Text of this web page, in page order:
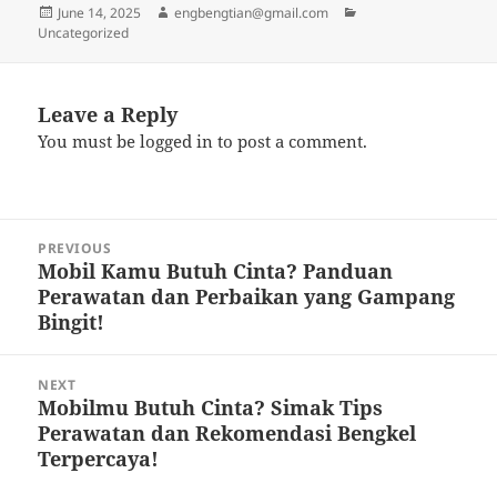
Posted
on
June 14, 2025 Author
engbengtian@gmail.com
Uncategorized
Leave a Reply
You must belogged in to post a comment.
navigation
PREVIOUS
Previous
post:
Mobil Kamu Butuh Cinta? Panduan
Perawatan dan Perbaikan yang Gampang
Bingit!
NEXT
Next
post:
Mobilmu Butuh Cinta? Simak Tips
Perawatan dan Rekomendasi Bengkel
Terpercaya!